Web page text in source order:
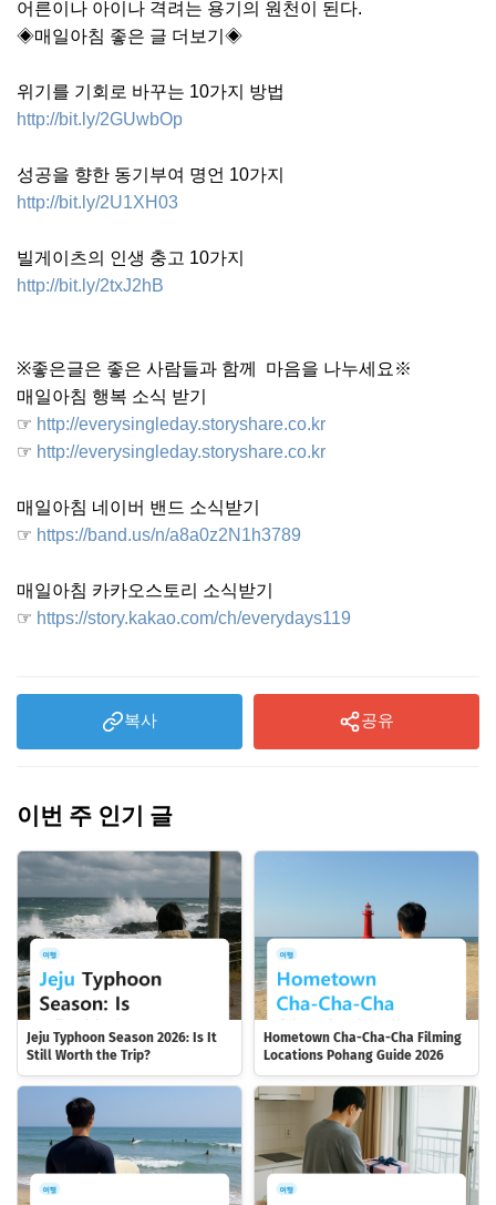
어른이나 아이나 격려는 용기의 원천이 된다.
◈매일아침 좋은 글 더보기◈
위기를 기회로 바꾸는 10가지 방법
http://bit.ly/2GUwbOp
성공을 향한 동기부여 명언 10가지
http://bit.ly/2U1XH03
빌게이츠의 인생 충고 10가지
http://bit.ly/2txJ2hB
※좋은글은 좋은 사람들과 함께 마음을 나누세요※
매일아침 행복 소식 받기
☞ http://everysingleday.storyshare.co.kr
☞ http://everysingleday.storyshare.co.kr
매일아침 네이버 밴드 소식받기
☞ https://band.us/n/a8a0z2N1h3789
매일아침 카카오스토리 소식받기
☞ https://story.kakao.com/ch/everydays119
복사 공유
이번 주 인기 글
Jeju Typhoon Season 2026: Is It
Still Worth the Trip?
Hometown Cha-Cha-Cha Filming
Locations Pohang Guide 2026